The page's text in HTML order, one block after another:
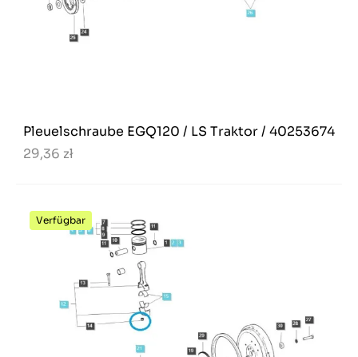
Pleuelschraube EGQ120 / LS Traktor / 40253674
29,36 zł
Verfügbar